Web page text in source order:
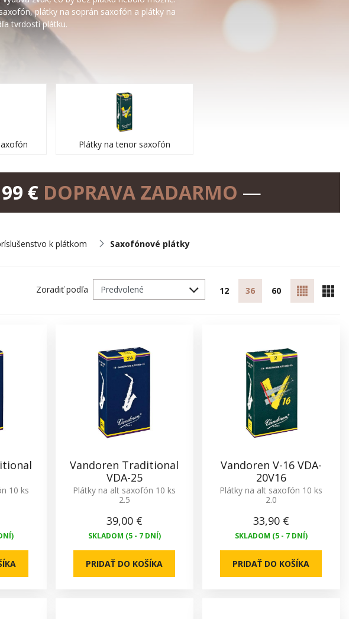
plátky na soprán saxofón a plátky na
tvrdosti plátku.
Plátky na tenor saxofón
99 € DOPRAVA ZADARMO —
k plátkom Saxofónové plátky
Zoradiť podľa 12 36 60
10 ks
Vandoren Traditional
VDA-25
Plátky na alt saxofón 10 ks
2.5
39,00 €
SKLADOM (5 - 7 DNÍ)
PRIDAŤ DO KOŠÍKA
Vandoren V-16 VDA-
20V16
Plátky na alt saxofón 10 ks
2.0
33,90 €
SKLADOM (5 - 7 DNÍ)
PRIDAŤ DO KOŠÍKA